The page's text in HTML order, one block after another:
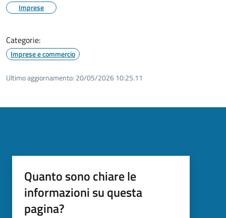
Imprese
Categorie:
Imprese e commercio
Ultimo aggiornamento: 20/05/2026 10:25.11
Quanto sono chiare le
informazioni su questa
pagina?